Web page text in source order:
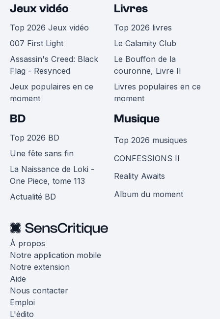
Jeux vidéo
Top 2026 Jeux vidéo
007 First Light
Assassin's Creed: Black
Flag - Resynced
Jeux populaires en ce
moment
Livres
Top 2026 livres
Le Calamity Club
Le Bouffon de la
couronne, Livre II
Livres populaires en ce
moment
BD
Top 2026 BD
Une fête sans fin
La Naissance de Loki -
One Piece, tome 113
Actualité BD
Musique
Top 2026 musiques
CONFESSIONS II
Reality Awaits
Album du moment
À propos
Notre application mobile
Notre extension
Aide
Nous contacter
Emploi
L'édito